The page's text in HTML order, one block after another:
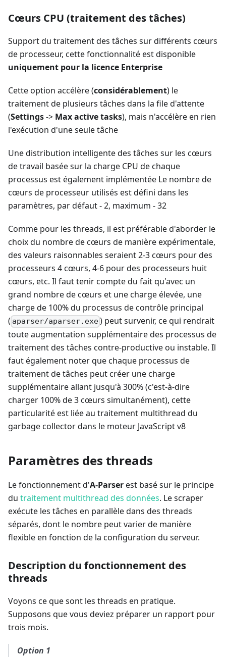
Cœurs CPU (traitement des tâches)
Support du traitement des tâches sur différents cœurs
de processeur, cette fonctionnalité est disponible
uniquement pour la licence Enterprise
Cette option accélère (considérablement) le
traitement de plusieurs tâches dans la file d'attente
(Settings-> Max active tasks), mais n'accélère en rien
l'exécution d'une seule tâche
Une distribution intelligente des tâches sur les cœurs
de travail basée sur la charge CPU de chaque
processus est également implémentée Le nombre de
cœurs de processeur utilisés est défini dans les
paramètres, par défaut - 2, maximum - 32
Comme pour les threads, il est préférable d'aborder le
choix du nombre de cœurs de manière expérimentale,
des valeurs raisonnables seraient 2-3 cœurs pour des
processeurs 4 cœurs, 4-6 pour des processeurs huit
cœurs, etc. Il faut tenir compte du fait qu'avec un
grand nombre de cœurs et une charge élevée, une
charge de 100% du processus de contrôle principal
( aparser/aparser.exe) peut survenir, ce qui rendrait
toute augmentation supplémentaire des processus de
traitement des tâches contre-productive ou instable. Il
faut également noter que chaque processus de
traitement de tâches peut créer une charge
supplémentaire allant jusqu'à 300% (c'est-à-dire
charger 100% de 3 cœurs simultanément), cette
particularité est liée au traitement multithread du
garbage collector dans le moteur JavaScript v8
Paramètres des threads
Le fonctionnement d'A-Parserest basé sur le principe
du traitement multithread des données. Le scraper
exécute les tâches en parallèle dans des threads
séparés, dont le nombre peut varier de manière
flexible en fonction de la configuration du serveur.
Description du fonctionnement des
threads
Voyons ce que sont les threads en pratique.
Supposons que vous deviez préparer un rapport pour
trois mois.
Option 1